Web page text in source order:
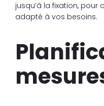
jusqu’à la fixation, pour
adapté à vos besoins.